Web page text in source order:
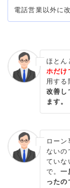
電話営業以外に
ほとん
ホだけ
用する
改善し
ます。
ロー
ないの
ていな
で。一
ったの